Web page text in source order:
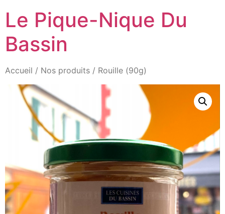
contenu
Le Pique-Nique Du
Bassin
Accueil / Nos produits / Rouille (90g)